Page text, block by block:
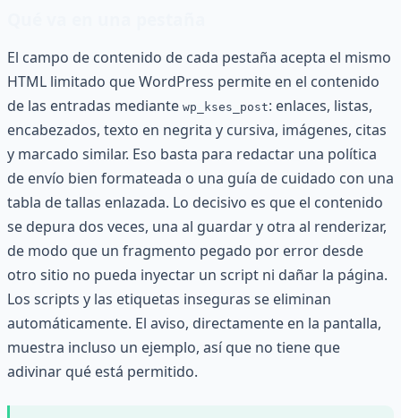
El campo de contenido de cada pestaña acepta el mismo
HTML limitado que WordPress permite en el contenido
de las entradas mediante wp_kses_post: enlaces, listas,
encabezados, texto en negrita y cursiva, imágenes, citas
y marcado similar. Eso basta para redactar una política
de envío bien formateada o una guía de cuidado con una
tabla de tallas enlazada. Lo decisivo es que el contenido
se depura dos veces, una al guardar y otra al renderizar,
de modo que un fragmento pegado por error desde
otro sitio no pueda inyectar un script ni dañar la página.
Los scripts y las etiquetas inseguras se eliminan
automáticamente. El aviso, directamente en la pantalla,
muestra incluso un ejemplo, así que no tiene que
adivinar qué está permitido.